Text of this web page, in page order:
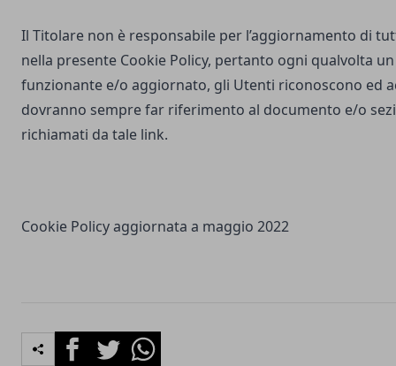
Il Titolare non è responsabile per l’aggiornamento di
nella presente Cookie Policy, pertanto ogni qualvolta
funzionante e/o aggiornato, gli Utenti riconoscono ed
dovranno sempre far riferimento al documento e/o
richiamati da tale link.
Cookie Policy aggiornata a maggio 2022
FacebookTwitterWhatsapp